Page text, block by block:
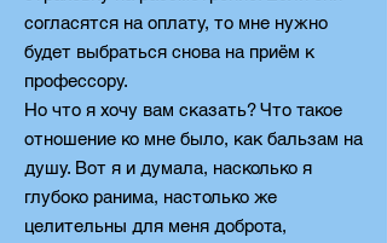
согласятся на оплату, то мне нужно
будет выбраться снова на приём к
профессору.
Но что я хочу вам сказать? Что такое
отношение ко мне было, как бальзам на
душу. Вот я и думала, насколько я
глубоко ранима, настолько же
целительны для меня доброта,